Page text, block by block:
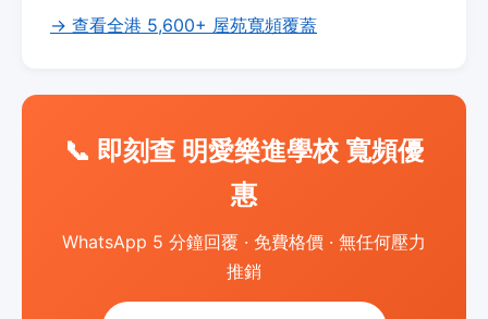
→ 查看全港 5,600+ 屋苑寬頻覆蓋
📞 即刻查 明愛樂進學校 寬頻優
惠
WhatsApp 5 分鐘回覆 · 免費格價 · 無任何壓力
推銷